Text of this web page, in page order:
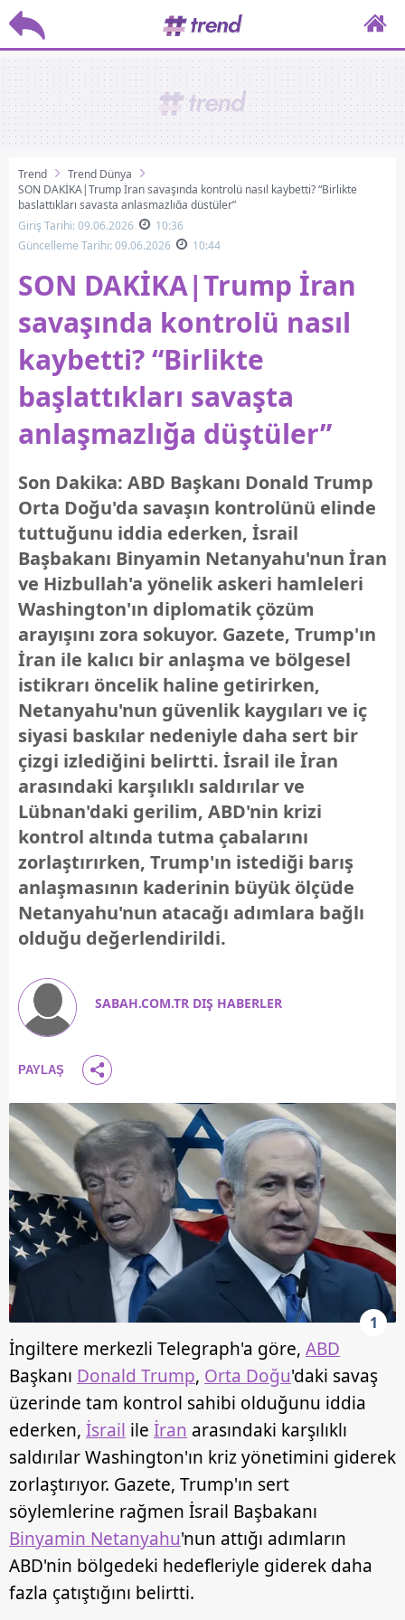
Trend
Trend Dünya
SON DAKİKA|Trump İran savaşında kontrolü nasıl kaybetti? “Birlikte
başlattıkları savaşta anlaşmazlığa düştüler”
Giriş Tarihi: 09.06.2026
10:36
Güncelleme Tarihi: 09.06.2026
10:44
SON DAKİKA|Trump İran
savaşında kontrolü nasıl
kaybetti? “Birlikte
başlattıkları savaşta
anlaşmazlığa düştüler”
Son Dakika: ABD Başkanı Donald Trump
Orta Doğu'da savaşın kontrolünü elinde
tuttuğunu iddia ederken, İsrail
Başbakanı Binyamin Netanyahu'nun İran
ve Hizbullah'a yönelik askeri hamleleri
Washington'ın diplomatik çözüm
arayışını zora sokuyor. Gazete, Trump'ın
İran ile kalıcı bir anlaşma ve bölgesel
istikrarı öncelik haline getirirken,
Netanyahu'nun güvenlik kaygıları ve iç
siyasi baskılar nedeniyle daha sert bir
çizgi izlediğini belirtti. İsrail ile İran
arasındaki karşılıklı saldırılar ve
Lübnan'daki gerilim, ABD'nin krizi
kontrol altında tutma çabalarını
zorlaştırırken, Trump'ın istediği barış
anlaşmasının kaderinin büyük ölçüde
Netanyahu'nun atacağı adımlara bağlı
olduğu değerlendirildi.
SABAH.COM.TR DIŞ HABERLER
PAYLAŞ
1
İngiltere merkezli Telegraph'a göre, ABD
Başkanı Donald Trump, Orta Doğu'daki savaş
üzerinde tam kontrol sahibi olduğunu iddia
ederken, İsrail ile İran arasındaki karşılıklı
saldırılar Washington'ın kriz yönetimini giderek
zorlaştırıyor. Gazete, Trump'ın sert
söylemlerine rağmen İsrail Başbakanı
Binyamin Netanyahu'nun attığı adımların
ABD'nin bölgedeki hedefleriyle giderek daha
fazla çatıştığını belirtti.